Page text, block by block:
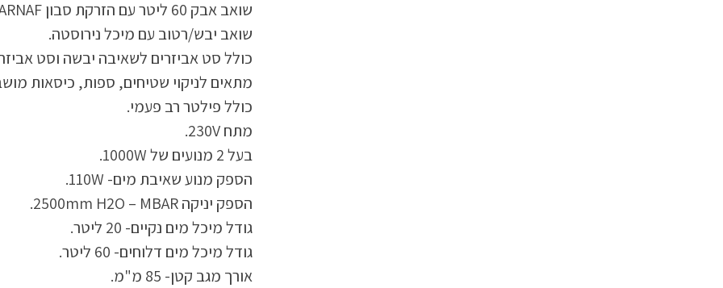
שואב אבק 60 ליטר עם הזרקת סבון KARNAF – מבית לוירון.
שואב יבש/רטוב עם מיכל נירוסטה.
כולל סט אביזרים לשאיבה יבשה וסט
מתאים לניקוי שטיחים, ספות, כיסאות
כולל פילטר רב פעמי.
מתח 230V.
בעל 2 מנועים של 1000W.
הספק מנוע שאיבת מים- 110W.
הספק יניקה 2500mm H2O – MBAR.
גודל מיכל מים נקיים- 20 ליטר.
גודל מיכל מים דלוחים- 60 ליטר.
אורך מגב קטן- 85 מ"מ.